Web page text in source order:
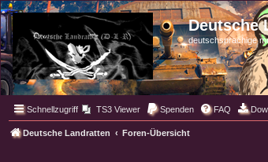
Deutsche
deutschsprachige
Schnellzugriff TS3 Viewer Spenden FAQ
Deutsche Landratten Foren-Übersicht